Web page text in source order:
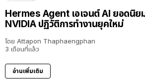
Hermes Agent เอเจนต์ AI ยอดนิย
NVIDIA ปฏิวัติการทำงานยุคใหม่
โดย Attapon Thaphaengphan
3 เดือนที่แล้ว
อ่านเพิ่มเติม